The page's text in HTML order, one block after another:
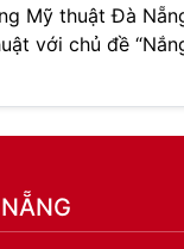
Mỹ thuật Đà
với chủ đề